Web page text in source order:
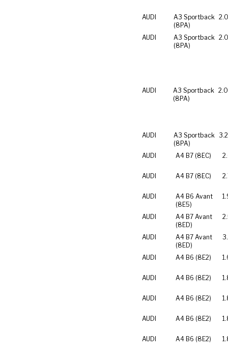
AUDI
A3 Sportback
(8PA)
AUDI
A3 Sportback
(8PA)
AUDI
A3 Sportback
(8PA)
AUDI
A3 Sportback
(8PA)
AUDI A4 B7 (8EC)
AUDI A4 B7 (8EC)
AUDI
A4 B6 Avant
(8E5)
AUDI
A4 B7 Avant
(8ED)
AUDI
A4 B7 Avant
(8ED)
AUDI A4 B6 (8E2)
AUDI A4 B6 (8E2)
AUDI A4 B6 (8E2)
AUDI A4 B6 (8E2)
AUDI A4 B6 (8E2)